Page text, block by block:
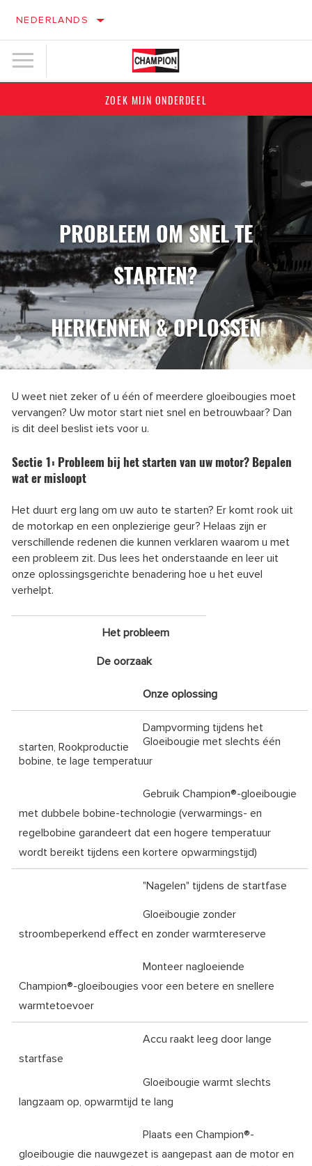
NEDERLANDS
ZOEK MIJN ONDERDEEL
PROBLEEM OM SNEL TE
STARTEN?
HERKENNEN & OPLOSSEN
U weet niet zeker of u één of meerdere gloeibougies moet
vervangen? Uw motor start niet snel en betrouwbaar? Dan
is dit deel beslist iets voor u.
Sectie 1: Probleem bij het starten van uw motor? Bepalen
wat er misloopt
Het duurt erg lang om uw auto te starten? Er komt rook uit
de motorkap en een onplezierige geur? Helaas zijn er
verschillende redenen die kunnen verklaren waarom u met
een probleem zit. Dus lees het onderstaande en leer uit
onze oplossingsgerichte benadering hoe u het euvel
verhelpt.
Het probleem
De oorzaak
Onze oplossing
Dampvorming tijdens het
starten, Rookproductie
Gloeibougie met slechts één
bobine, te lage temperatuur
Gebruik Champion®-gloeibougie
met dubbele bobine-technologie (verwarmings- en
regelbobine garandeert dat een hogere temperatuur
wordt bereikt tijdens een kortere opwarmingstijd)
"Nagelen" tijdens de startfase
Gloeibougie zonder
stroombeperkend effect en zonder warmtereserve
Monteer nagloeiende
Champion®-gloeibougies voor een betere en snellere
warmtetoevoer
Accu raakt leeg door lange
startfase
Gloeibougie warmt slechts
langzaam op, opwarmtijd te lang
Plaats een Champion®-
gloeibougie die nauwgezet is aangepast aan de motor en